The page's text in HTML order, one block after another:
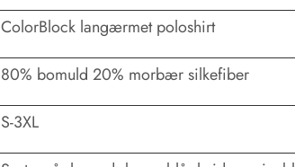
ColorBlock langærmet poloshirt
80% bomuld 20% morbær silkefiber
S-3XL